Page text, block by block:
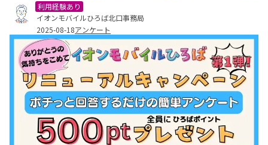
利用経験あり
イオンモバイルひろば北口事務局
2025-08-18アンケート